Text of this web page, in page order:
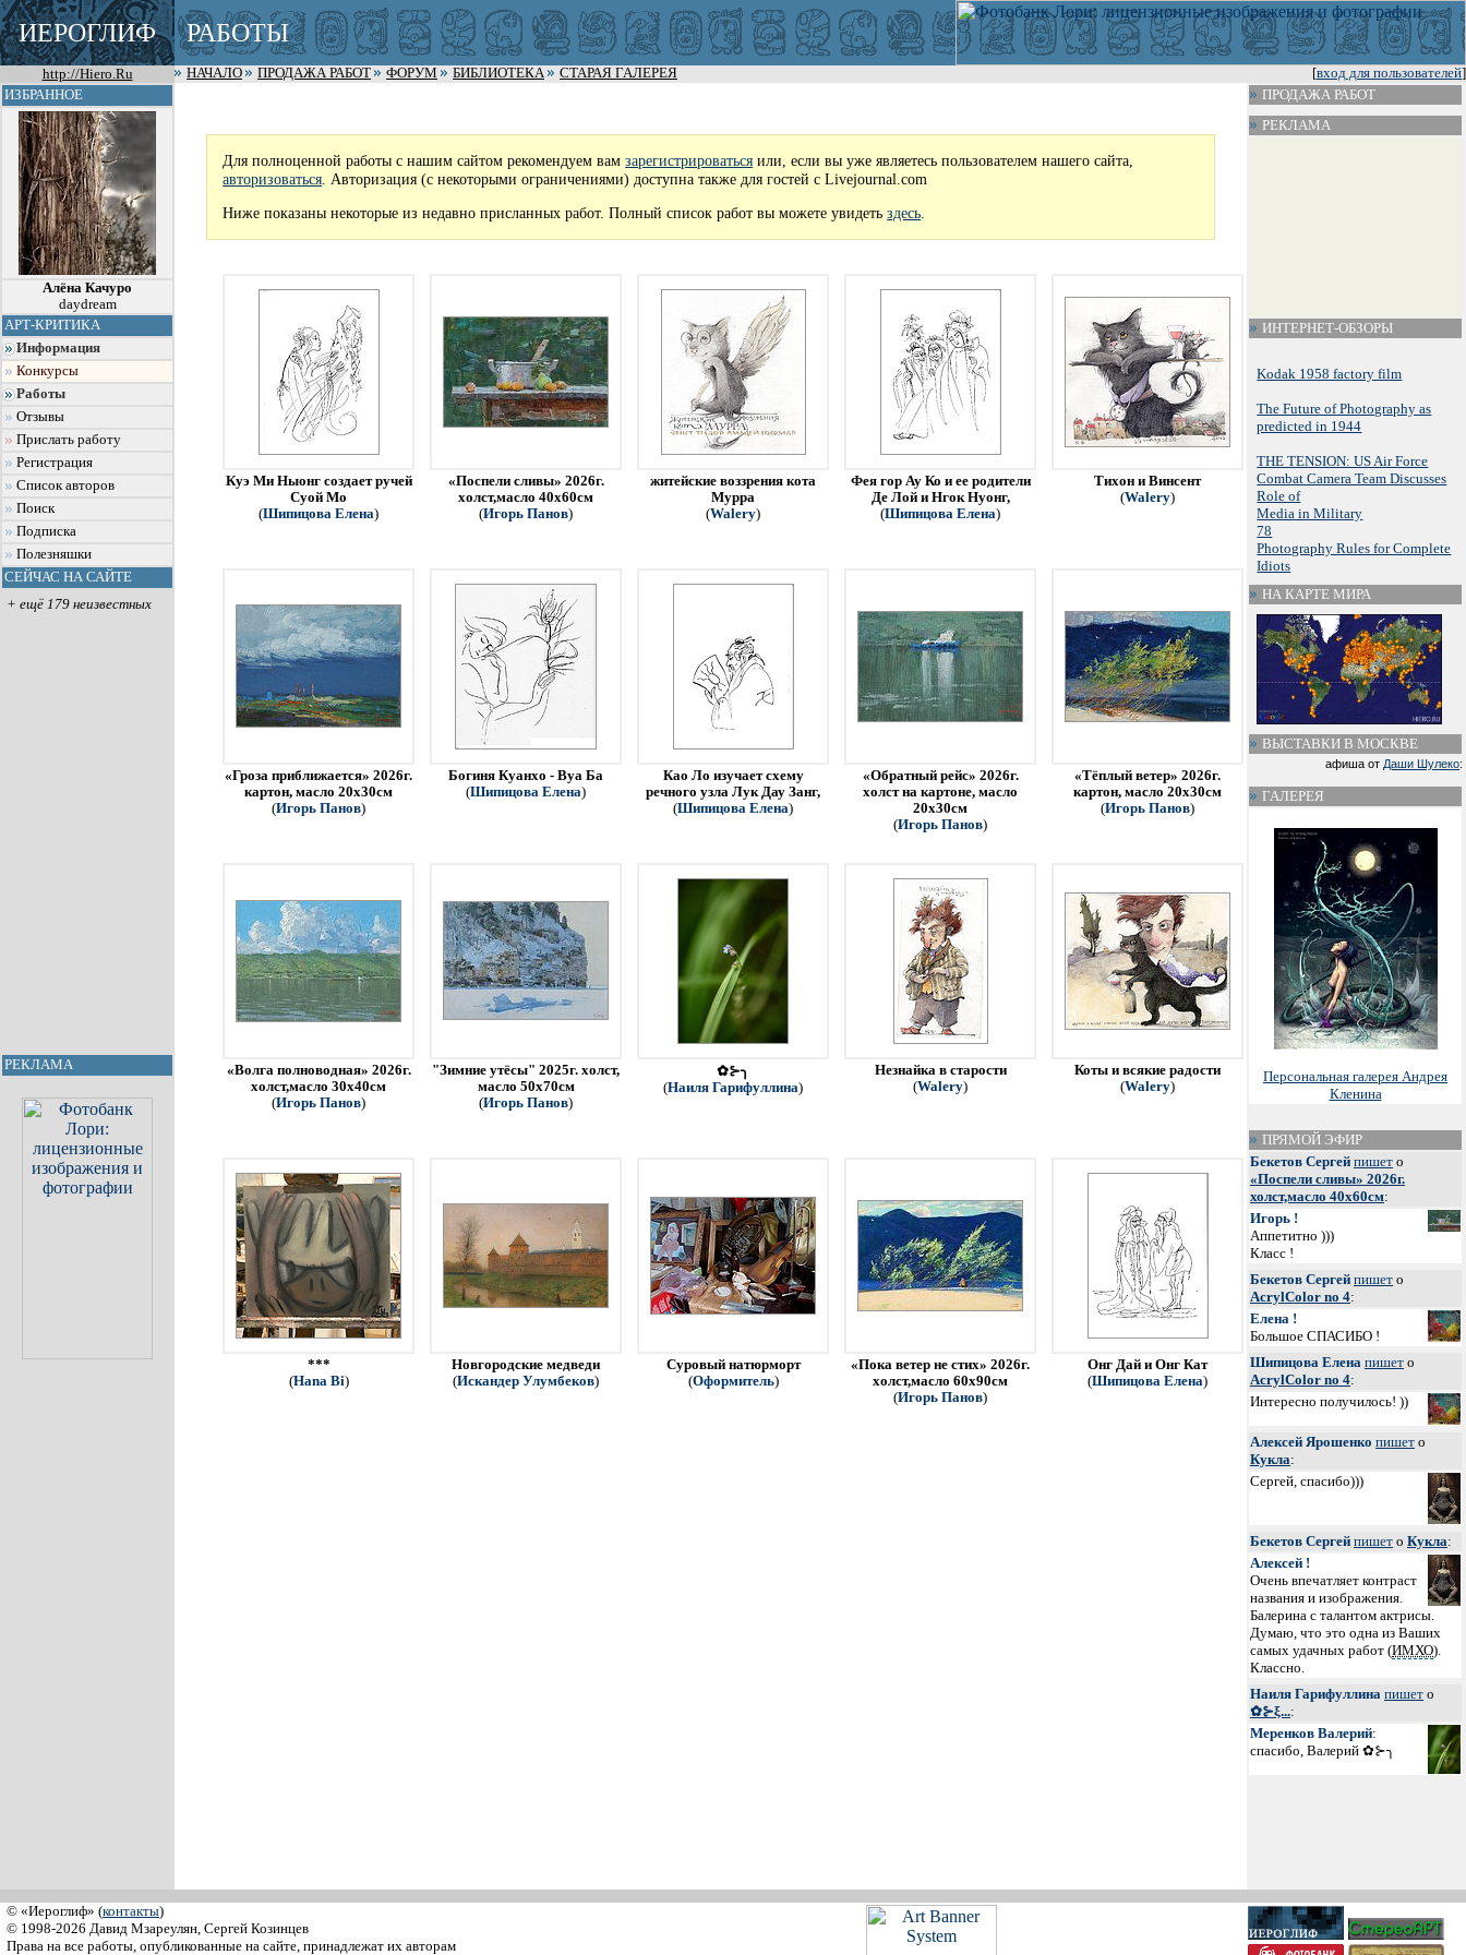
ИЕРОГЛИФ РАБОТЫ
http://Hiero.Ru [вход для пользователей]
НАЧАЛО ПРОДАЖА РАБОТ ФОРУМ БИБЛИОТЕКА
СТАРАЯ ГАЛЕРЕЯ
ИЗБРАННОЕ
Алёна Качуро
daydream
АРТ-КРИТИКА
Информация
Конкурсы
Работы
Отзывы
Прислать работу
Регистрация
Список авторов
Поиск
Подписка
Полезняшки
СЕЙЧАС НА САЙТЕ
+ ещё 179 неизвестных
РЕКЛАМА
Для полноценной работы с нашим сайтом рекомендуем вамзарегистрироваться или, если вы уже являетесь пользователем нашего сайта,
авторизоваться . Авторизация (с некоторыми ограничениями) доступна также для гостей с Livejournal.com
Ниже показаны некоторые из недавно присланных работ. Полный список работ вы можете увидетьздесь.
Куэ Ми Ныонг создает ручей
Суой Мо
(Шипицова Елена)
«Поспели сливы» 2026г.
холст,масло 40х60см
(Игорь Панов)
житейские воззрения кота
Мурра
(Walery)
Фея гор Ау Ко и ее родители
Де Лой и Нгок Нуонг,
(Шипицова Елена)
Тихон и Винсент
(Walery)
«Гроза приближается» 2026г.
картон, масло 20х30см
(Игорь Панов)
Богиня Куанхо - Вуа Ба
(Шипицова Елена)
Као Ло изучает схему
речного узла Лук Дау Занг,
(Шипицова Елена)
«Обратный рейс» 2026г.
холст на картоне, масло
20х30см
(Игорь Панов)
«Тёплый ветер» 2026г.
картон, масло 20х30см
(Игорь Панов)
«Волга полноводная» 2026г.
холст,масло 30х40см
(Игорь Панов)
"Зимние утёсы" 2025г. холст,
масло 50х70см
(Игорь Панов)
✿⊱╮
(Наиля Гарифуллина)
Незнайка в старости
(Walery)
Коты и всякие радости
(Walery)
***
(Hana Bi)
Новгородские медведи
(Искандер Улумбеков)
Суровый натюрморт
(Оформитель)
«Пока ветер не стих» 2026г.
холст,масло 60х90см
(Игорь Панов)
Онг Дай и Онг Кат
(Шипицова Елена)
ПРОДАЖА РАБОТ
РЕКЛАМА
ИНТЕРНЕТ-ОБЗОРЫ
Kodak 1958 factory film
The Future of Photography as
predicted in 1944
THE TENSION: US Air Force
Combat Camera Team Discusses
Role of
Media in Military
78
Photography Rules for Complete
Idiots
НА КАРТЕ МИРА
ВЫСТАВКИ В МОСКВЕ
афиша от Даши Шулеко:
ГАЛЕРЕЯ
Персональная галерея Андрея
Кленина
ПРЯМОЙ ЭФИР
Бекетов Сергей пишет о
«Поспели сливы» 2026г.
холст,масло 40х60см:
Игорь !
Аппетитно )))
Класс !
Бекетов Сергей пишет о
AcrylColor no 4:
Елена !
Большое СПАСИБО !
Шипицова Елена пишет о
AcrylColor no 4:
Интересно получилось! ))
Алексей Ярошенко пишет о
Кукла:
Сергей, спасибо)))
Бекетов Сергей пишет о Кукла:
Алексей !
Очень впечатляет контраст
названия и изображения.
Балерина с талантом актрисы.
Думаю, что это одна из Ваших
самых удачных работ (ИМХО).
Классно.
Наиля Гарифуллина пишет о
✿⊱ξ...:
Меренков Валерий:
спасибо, Валерий ✿⊱╮
© «Иероглиф» (контакты)
© 1998-2026 Давид Мзареулян, Сергей Козинцев
Права на все работы, опубликованные на сайте, принадлежат их авторам